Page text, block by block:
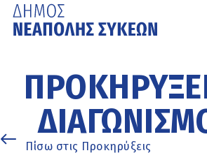
κυρίως
περιεχόμενο
Πίσω στις Προκηρύξεις